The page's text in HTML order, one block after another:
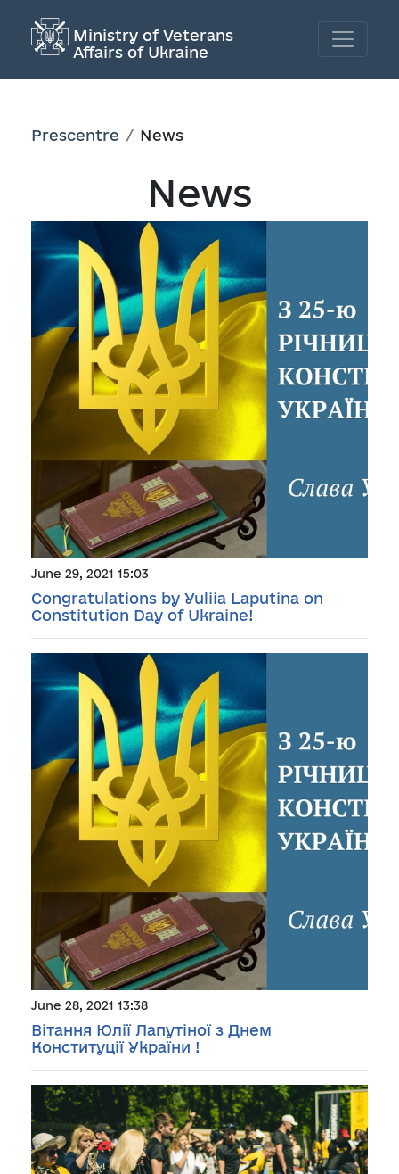
Ministry of Veterans
Affairs of Ukraine
Prescentre News
News
June 29, 2021 15:03
Congratulations by Yuliia Laputina on
Constitution Day of Ukraine!
June 28, 2021 13:38
Вітання Юлії Лапутіної з Днем
Конституції України !